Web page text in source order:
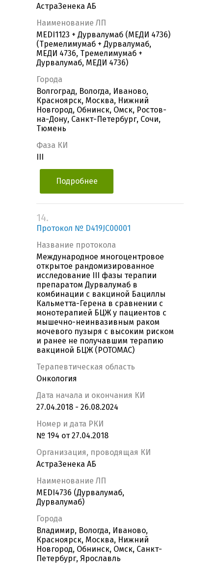
АстраЗенека АБ
Наименование ЛП
MEDI1123 + Дурвалумаб (МЕДИ 4736)
(Тремелимумаб + Дурвалумаб,
МЕДИ 4736, Тремелимумаб +
Дурвалумаб, МЕДИ 4736)
Города
Волгоград, Вологда, Иваново,
Красноярск, Москва, Нижний
Новгород, Обнинск, Омск, Ростов-
на-Дону, Санкт-Петербург, Сочи,
Тюмень
Фаза КИ
Подробнее
14.
Протокол № D419JC00001
Название протокола
Международное многоцентровое
открытое рандомизированное
исследование III фазы терапии
препаратом Дурвалумаб в
комбинации с вакциной Бациллы
Кальметта-Герена в сравнении с
монотерапией БЦЖ у пациентов с
мышечно-неинвазивным раком
мочевого пузыря с высоким риском
и ранее не получавшим терапию
вакциной БЦЖ (POTOMAC)
Терапевтическая область
Онкология
Дата начала и окончания КИ
27.04.2018 - 26.08.2024
Номер и дата РКИ
№ 194 от 27.04.2018
Организация, проводящая КИ
АстраЗенека АБ
Наименование ЛП
MEDI4736 (Дурвалумаб,
Дурвалумаб)
Города
Владимир, Вологда, Иваново,
Красноярск, Москва, Нижний
Новгород, Обнинск, Омск, Санкт-
Петербург, Ярославль